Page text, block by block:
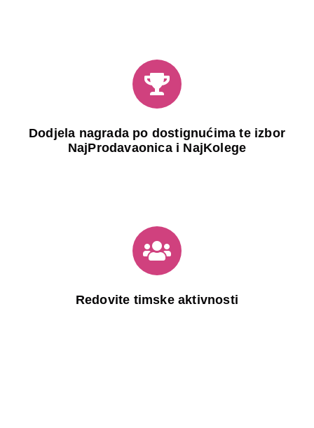
Dodjela nagrada po dostignućima te izbor
NajProdavaonica i NajKolege
Redovite timske aktivnosti